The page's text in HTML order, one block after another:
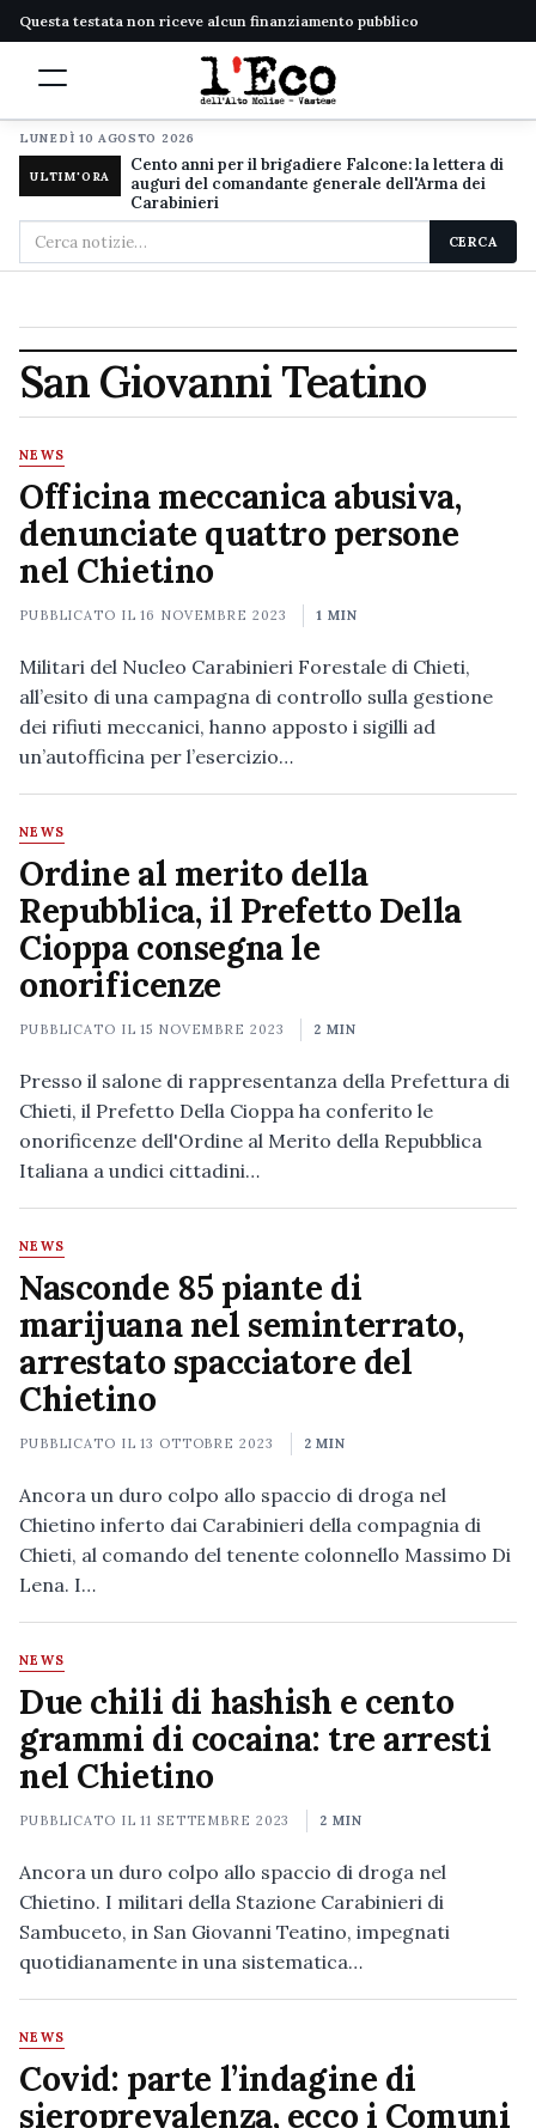
Questa testata non riceve alcun finanziamento pubblico
LUNEDÌ 10 AGOSTO 2026
ULTIM'ORA
Cento anni per il brigadiere Falcone: la lettera di
auguri del comandante generale dell'Arma dei
Carabinieri
Cerca
nel
CERCA
San Giovanni Teatino
NEWS
Officina meccanica abusiva,
denunciate quattro persone
nel Chietino
PUBBLICATO IL16 NOVEMBRE 2023 1 MIN
Militari del Nucleo Carabinieri Forestale di Chieti,
all’esito di una campagna di controllo sulla gestione
dei rifiuti meccanici, hanno apposto i sigilli ad
un’autofficina per l’esercizio…
NEWS
Ordine al merito della
Repubblica, il Prefetto Della
Cioppa consegna le
onorificenze
PUBBLICATO IL15 NOVEMBRE 2023 2 MIN
Presso il salone di rappresentanza della Prefettura di
Chieti, il Prefetto Della Cioppa ha conferito le
onorificenze dell'Ordine al Merito della Repubblica
Italiana a undici cittadini…
NEWS
Nasconde 85 piante di
marijuana nel seminterrato,
arrestato spacciatore del
Chietino
PUBBLICATO IL13 OTTOBRE 2023 2 MIN
Ancora un duro colpo allo spaccio di droga nel
Chietino inferto dai Carabinieri della compagnia di
Chieti, al comando del tenente colonnello Massimo Di
Lena. I…
NEWS
Due chili di hashish e cento
grammi di cocaina: tre arresti
nel Chietino
PUBBLICATO IL11 SETTEMBRE 2023 2 MIN
Ancora un duro colpo allo spaccio di droga nel
Chietino. I militari della Stazione Carabinieri di
Sambuceto, in San Giovanni Teatino, impegnati
quotidianamente in una sistematica…
NEWS
Covid: parte l’indagine di
sieroprevalenza, ecco i Comuni